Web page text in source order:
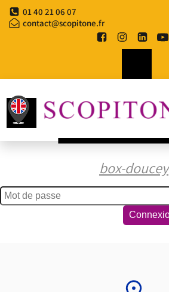
contenu
01 40 21 06 07
contact@scopitone.fr
box-doucey